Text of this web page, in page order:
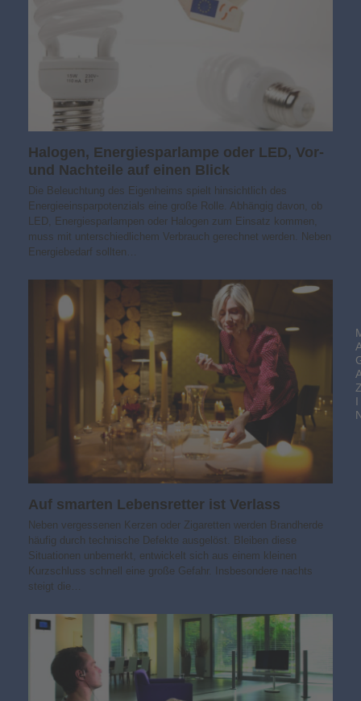
Halogen, Energiesparlampe oder LED, Vor-
und Nachteile auf einen Blick
Die Beleuchtung des Eigenheims spielt hinsichtlich des
Energieeinsparpotenzials eine große Rolle. Abhängig davon, ob
LED, Energiesparlampen oder Halogen zum Einsatz kommen,
muss mit unterschiedlichem Verbrauch gerechnet werden. Neben
Energiebedarf sollten…
Auf smarten Lebensretter ist Verlass
Neben vergessenen Kerzen oder Zigaretten werden Brandherde
häufig durch technische Defekte ausgelöst. Bleiben diese
Situationen unbemerkt, entwickelt sich aus einem kleinen
Kurzschluss schnell eine große Gefahr. Insbesondere nachts
steigt die…
I